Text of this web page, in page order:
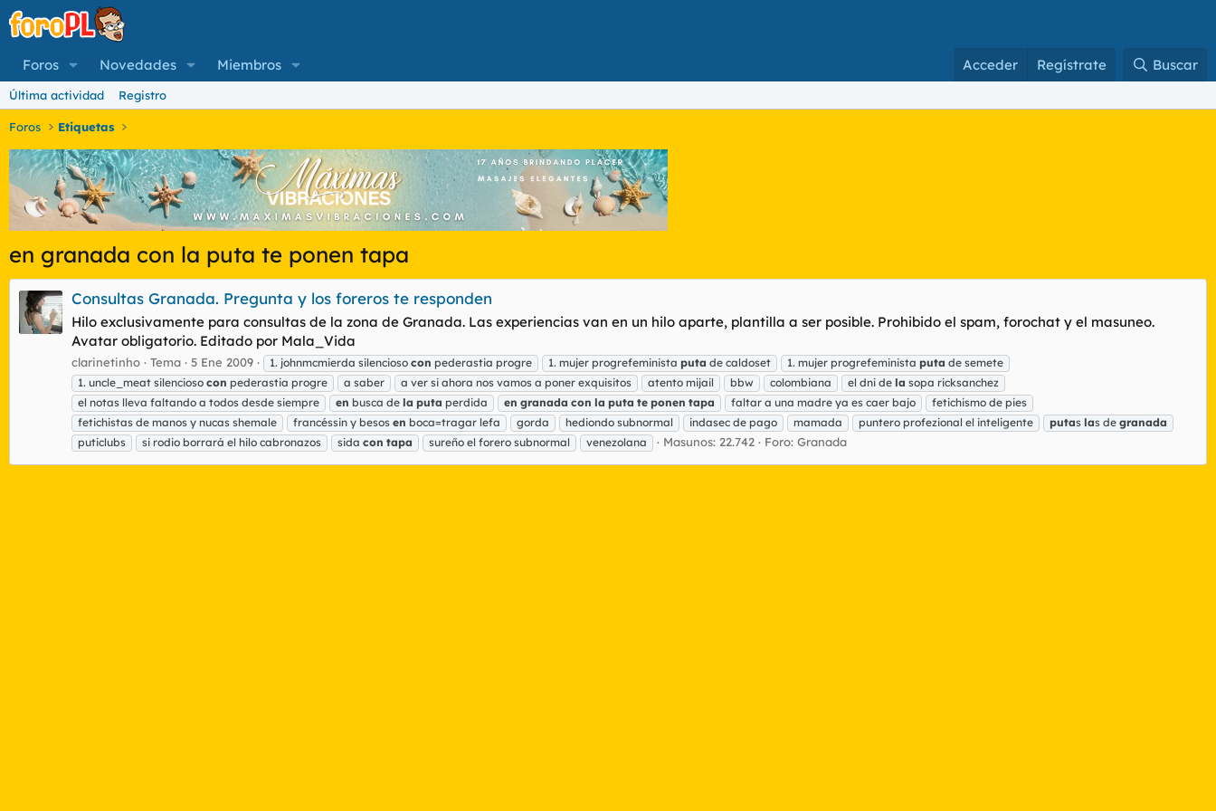
Foros Novedades Miembros Acceder Regístrate Buscar
Última actividad Registro
Foros Etiquetas
en granada con la puta te ponen tapa
Consultas Granada. Pregunta y los foreros te responden
Hilo exclusivamente para consultas de la zona de Granada. Las experiencias van en un hilo aparte, plantilla a ser posible. Prohibido el spam, forochat y el masuneo.
Avatar obligatorio. Editado por Mala_Vida
clarinetinho Tema 5 Ene 2009 1. johnmcmierda silencioso con pederastia progre 1. mujer progrefeminista puta de caldoset 1. mujer progrefeminista puta de semete
1. uncle_meat silencioso con pederastia progre a saber a ver si ahora nos vamos a poner exquisitos atento mijail bbw colombiana el dni de la sopa ricksanchez
el notas lleva faltando a todos desde siempre
en busca de la puta perdida en granada con la puta te ponen tapa faltar a una madre ya es caer bajo
fetichismo de pies
fetichistas de manos y nucas shemale
francéssin y besos en boca=tragar lefa gorda hediondo subnormal indasec de pago mamada puntero profezional el inteligente putas las de granada
puticlubs
si rodio borrará el hilo cabronazos sida con tapa sureño el forero subnormal venezolana Masunos: 22.742 Foro: Granada